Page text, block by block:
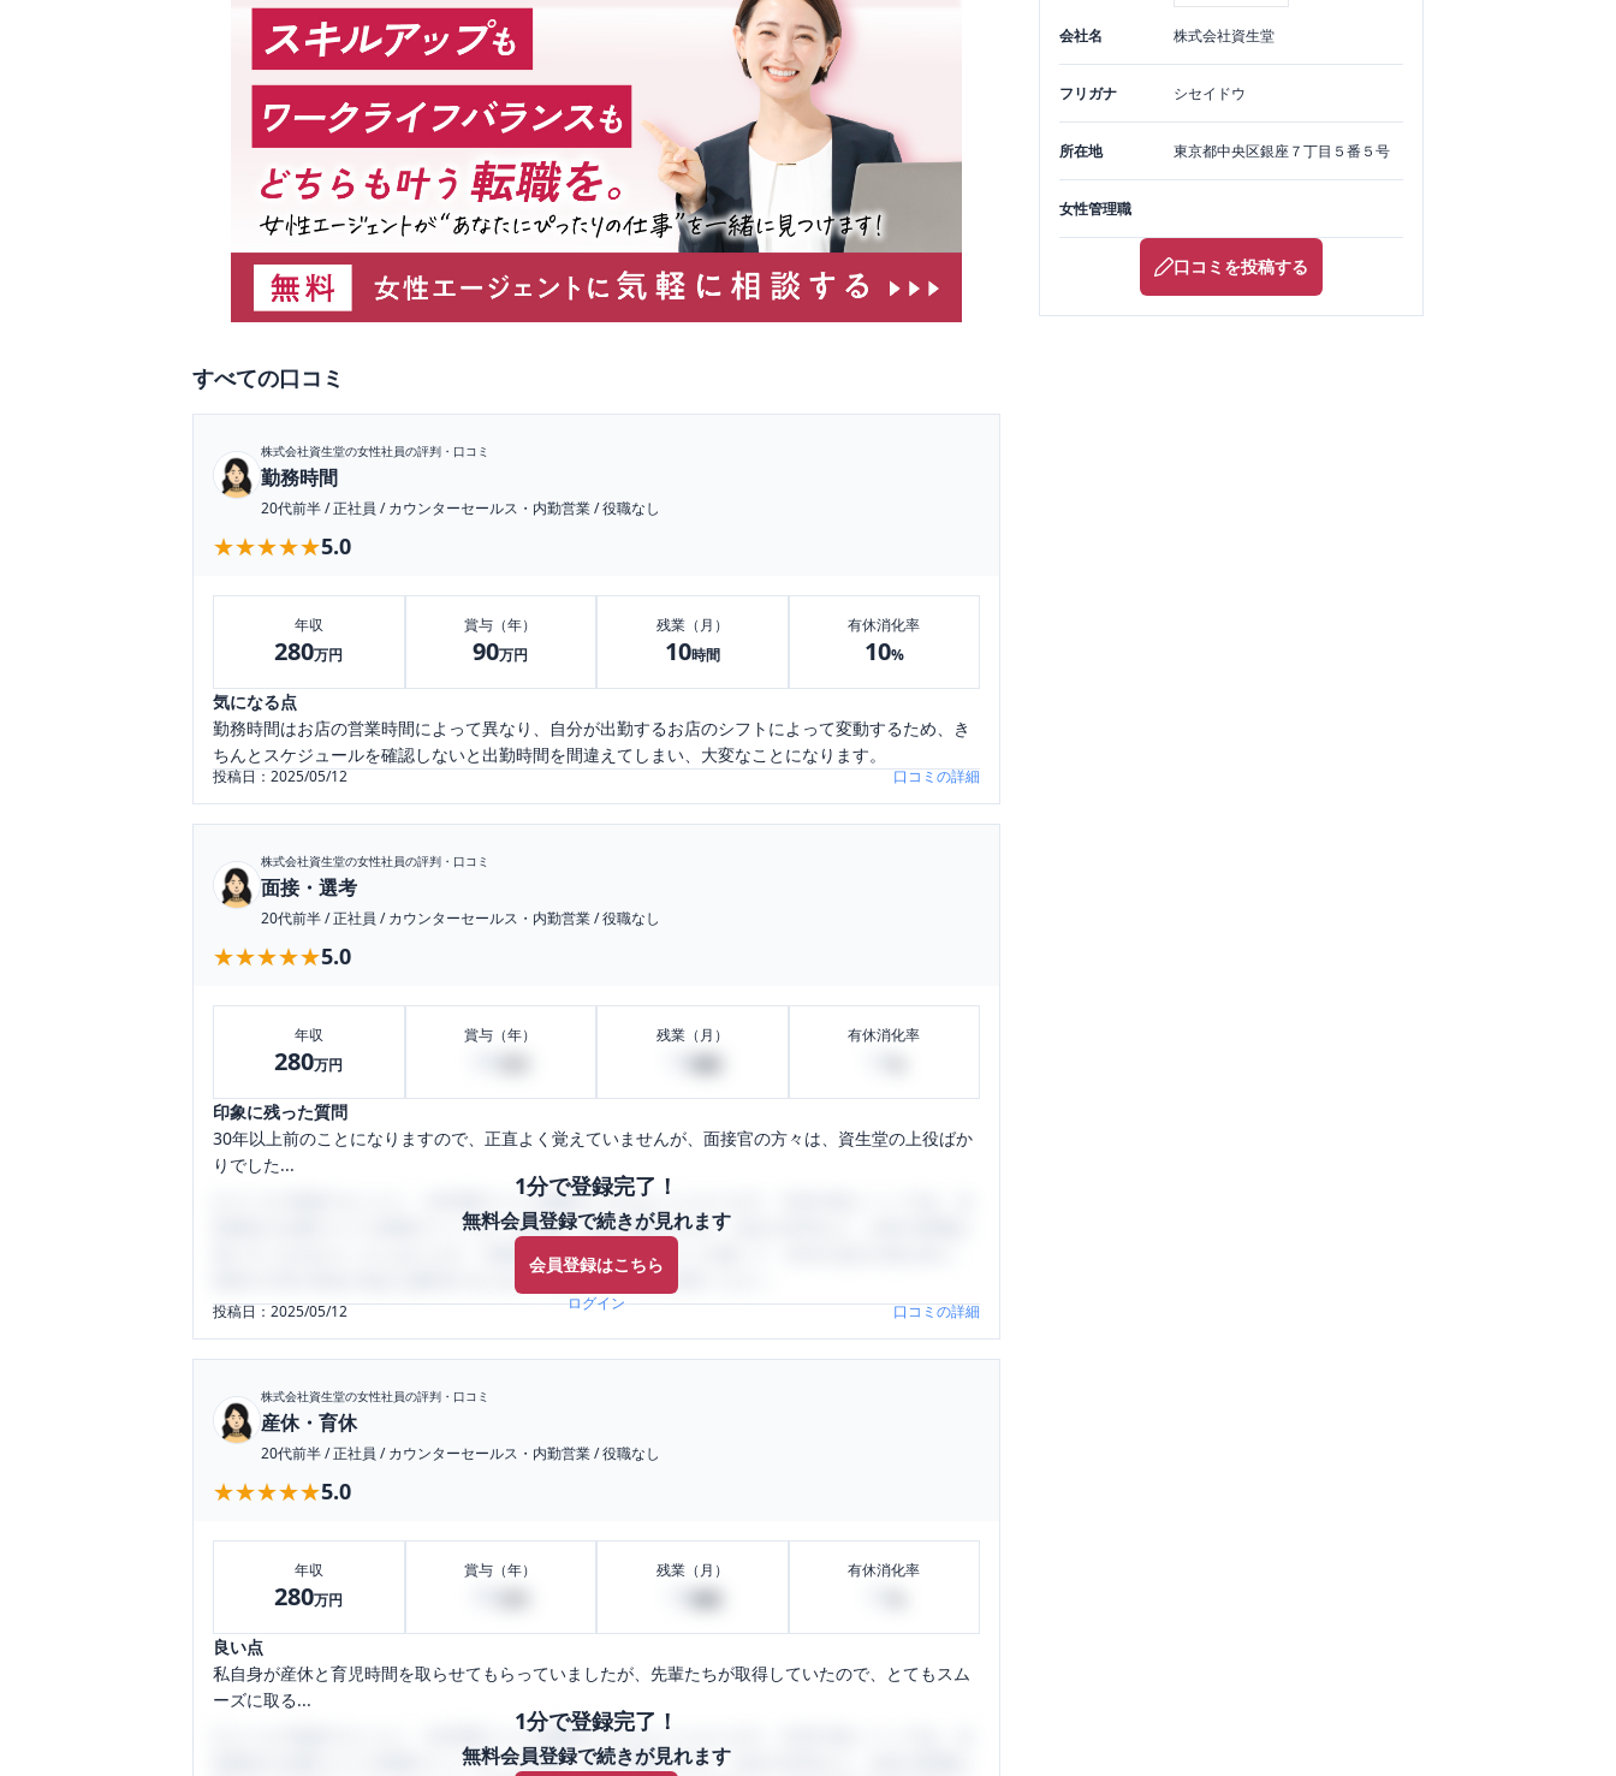
すべての口コミ
株式会社資生堂の女性社員の評判・口コミ
勤務時間
20代前半/正社員 /カウンターセールス・内勤営業/役職なし
★★★★★
★★★★★5.0
年収
280万円
賞与（年）
90万円
残業（月）
10時間
有休消化率
10%
気になる点
勤務時間はお店の営業時間によって異なり、自分が出勤するお店のシフトによって変動するため、き
ちんとスケジュールを確認しないと出勤時間を間違えてしまい、大変なことになります。
投稿日：2025/05/12 口コミの詳細
株式会社資生堂の女性社員の評判・口コミ
面接・選考
20代前半/正社員 /カウンターセールス・内勤営業/役職なし
★★★★★
★★★★★5.0
年収
280万円
賞与（年） 残業（月） 有休消化率
印象に残った質問
30年以上前のことになりますので、正直よく覚えていませんが、面接官の方々は、資生堂の上役ばか
りでした...
1分で登録完了！
無料会員登録で続きが見れます
会員登録はこちら
ログイン
口コミを1投稿するごとに、30日間口コミの閲覧ができるようになります。SHEHUB(シーハブ)は、女
性限定の企業口コミの投稿サイトです。給与面・女性の働きやすさ・会社の評判など、女性の転職は
気にすべき点がたくさんあります。先輩社員（元社員）の口コミを通して、本当の会社の姿を知り、
将来の不安や現在の悩みを解消するために、ぜひサイトをご活用ください。
投稿日：2025/05/12 口コミの詳細
株式会社資生堂の女性社員の評判・口コミ
産休・育休
20代前半/正社員 /カウンターセールス・内勤営業/役職なし
★★★★★
★★★★★5.0
年収
280万円
賞与（年） 残業（月） 有休消化率
良い点
私自身が産休と育児時間を取らせてもらっていましたが、先輩たちが取得していたので、とてもスム
ーズに取る...
1分で登録完了！
無料会員登録で続きが見れます
口コミを1投稿するごとに、30日間口コミの閲覧ができるようになります。SHEHUB(シーハブ)は、女
性限定の企業口コミの投稿サイトです。給与面・女性の働きやすさ・会社の評判など、女性の転職は
会社名 株式会社資生堂
フリガナ シセイドウ
所在地 東京都中央区銀座７丁目５番５号
女性管理職
口コミを投稿する